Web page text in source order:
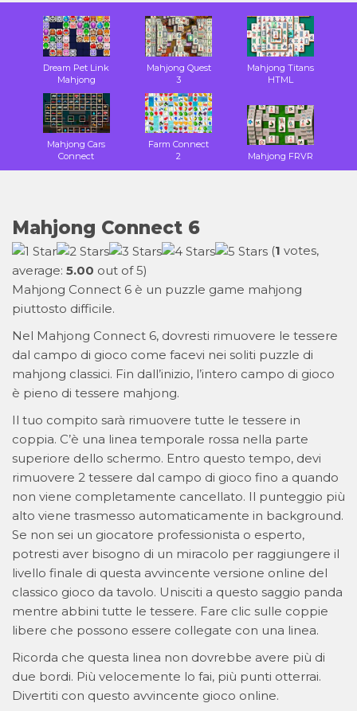
Dream Pet Link
Mahjong
Mahjong Quest
3
Mahjong Titans
HTML
Mahjong Cars
Connect
Farm Connect
2
Mahjong FRVR
Mahjong Connect 6
(1 votes,
average: 5.00 out of 5)
Mahjong Connect 6 è un puzzle game mahjong
piuttosto difficile.
Nel Mahjong Connect 6, dovresti rimuovere le tessere
dal campo di gioco come facevi nei soliti puzzle di
mahjong classici. Fin dall’inizio, l’intero campo di gioco
è pieno di tessere mahjong.
Il tuo compito sarà rimuovere tutte le tessere in
coppia. C’è una linea temporale rossa nella parte
superiore dello schermo. Entro questo tempo, devi
rimuovere 2 tessere dal campo di gioco fino a quando
non viene completamente cancellato. Il punteggio più
alto viene trasmesso automaticamente in background.
Se non sei un giocatore professionista o esperto,
potresti aver bisogno di un miracolo per raggiungere il
livello finale di questa avvincente versione online del
classico gioco da tavolo. Unisciti a questo saggio panda
mentre abbini tutte le tessere. Fare clic sulle coppie
libere che possono essere collegate con una linea.
Ricorda che questa linea non dovrebbe avere più di
due bordi. Più velocemente lo fai, più punti otterrai.
Divertiti con questo avvincente gioco online.